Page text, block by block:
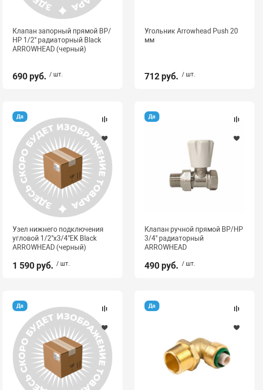
Клапан запорный прямой ВР/
НР 1/2" радиаторный Black
ARROWHEAD (черный)
690 руб. / шт.
Угольник Arrowhead Push 20
мм
712 руб. / шт.
Да
Узел нижнего подключения
угловой 1/2"x3/4"EK Black
ARROWHEAD (черный)
1 590 руб. / шт.
Да
Клапан ручной прямой ВР/НР
3/4" радиаторный
ARROWHEAD
490 руб. / шт.
Да Да